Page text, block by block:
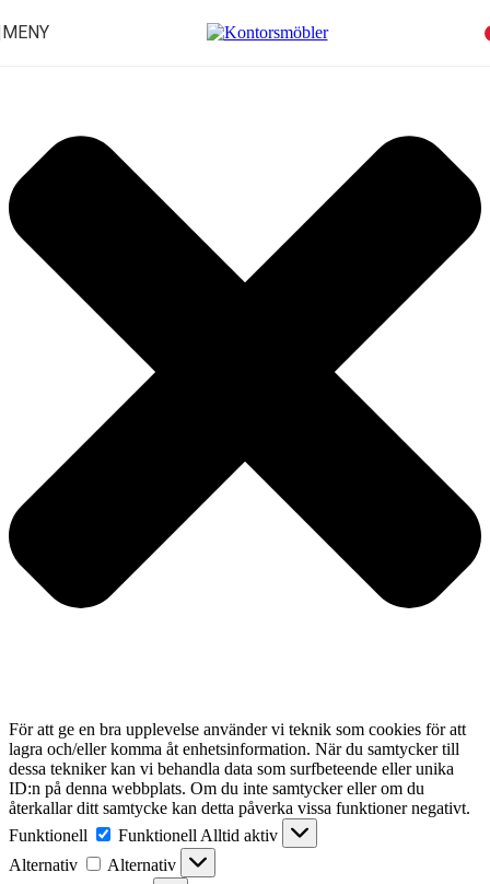
För att ge en bra upplevelse använder vi teknik som cookies för att
lagra och/eller komma åt enhetsinformation. När du samtycker till
dessa tekniker kan vi behandla data som surfbeteende eller unika
ID:n på denna webbplats. Om du inte samtycker eller om du
återkallar ditt samtycke kan detta påverka vissa funktioner negativt.
Funktionell
Funktionell Alltid aktiv
Alternativ
Alternativ
MENY